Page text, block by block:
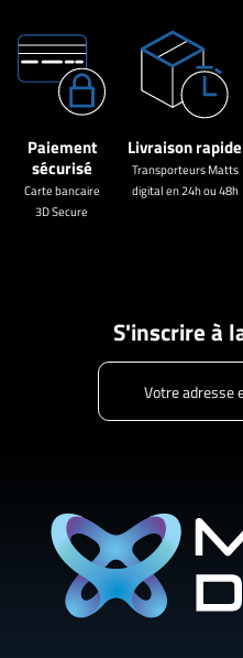
Paiement
sécurisé
Carte bancaire
3D Secure
Livraison rapide
Transporteurs Matts
digital en 24h ou 48h
S'inscrire à